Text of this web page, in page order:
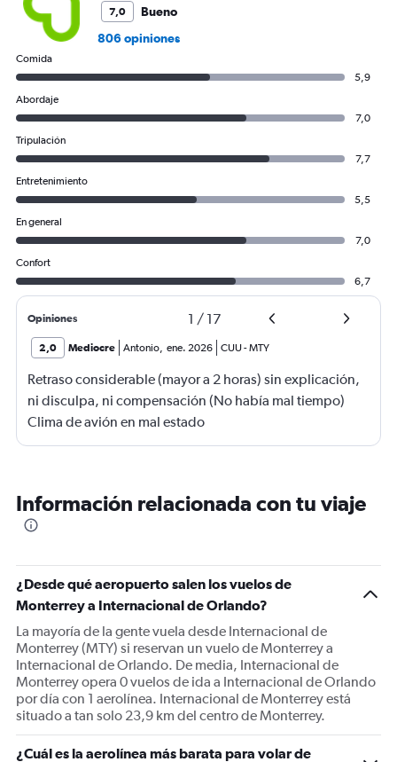
7,0
Bueno
806 opiniones
Comida
5,9
Abordaje
7,0
Tripulación
7,7
Entretenimiento
5,5
En general
7,0
Confort
6,7
Opiniones 1 / 17
2,0 Mediocre Antonio, ene. 2026 CUU-MTY
Retraso considerable (mayor a 2 horas) sin explicación,
ni disculpa, ni compensación (No había mal tiempo)
Clima de avión en mal estado
Información relacionada con tu viaje
¿Desde qué aeropuerto salen los vuelos de
Monterrey a Internacional de Orlando?
La mayoría de la gente vuela desde Internacional de
Monterrey (MTY) si reservan un vuelo de Monterrey a
Internacional de Orlando. De media, Internacional de
Monterrey opera 0 vuelos de ida a Internacional de Orlando
por día con 1 aerolínea. Internacional de Monterrey está
situado a tan solo 23,9 km del centro de Monterrey.
¿Cuál es la aerolínea más barata para volar de